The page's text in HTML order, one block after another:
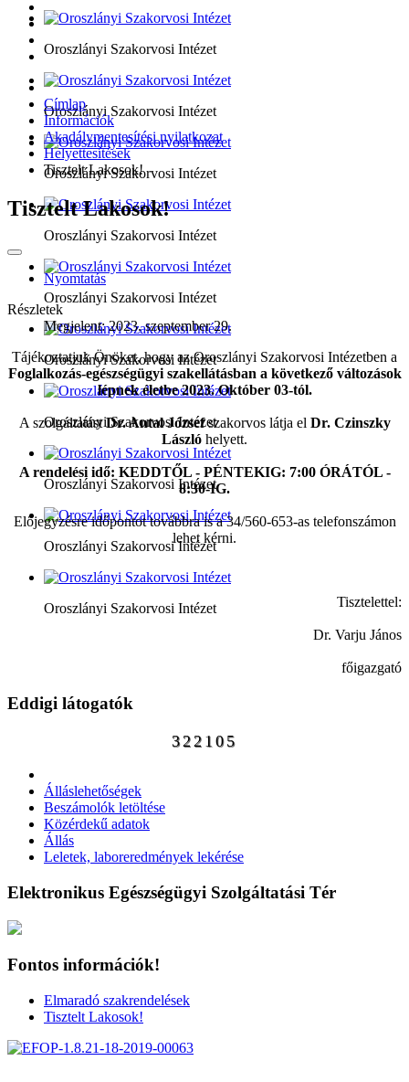
Oroszlányi Szakorvosi Intézet
Oroszlányi Szakorvosi Intézet
Oroszlányi Szakorvosi Intézet
Oroszlányi Szakorvosi Intézet
Oroszlányi Szakorvosi Intézet
Oroszlányi Szakorvosi Intézet
Oroszlányi Szakorvosi Intézet
Oroszlányi Szakorvosi Intézet
Oroszlányi Szakorvosi Intézet
Oroszlányi Szakorvosi Intézet
Címlap
Információk
Akadálymentesítési nyilatkozat
Helyettesítések
Tisztelt Lakosok!
Tisztelt Lakosok!
Nyomtatás
Részletek
Megjelent: 2023. szeptember 29.
Tájékoztatjuk Önöket, hogy az Oroszlányi Szakorvosi Intézetben a
Foglalkozás-egészségügyi szakellátásban a következő változások
lépnek életbe 2023. Október 03-tól.
A szolgáltatástDr. Antal Józsefszakorvos látja el Dr. Czinszky
László helyett.
A rendelési idő: KEDDTŐL - PÉNTEKIG: 7:00 ÓRÁTÓL -
8:30-IG.
Előjegyzésre időpontot továbbra is a 34/560-653-as telefonszámon
lehet kérni.
Tisztelettel:
Dr. Varju János
főigazgató
Eddigi látogatók
322105
Álláslehetőségek
Beszámolók letöltése
Közérdekű adatok
Állás
Leletek, laboreredmények lekérése
Elektronikus Egészségügyi Szolgáltatási Tér
Fontos információk!
Elmaradó szakrendelések
Tisztelt Lakosok!